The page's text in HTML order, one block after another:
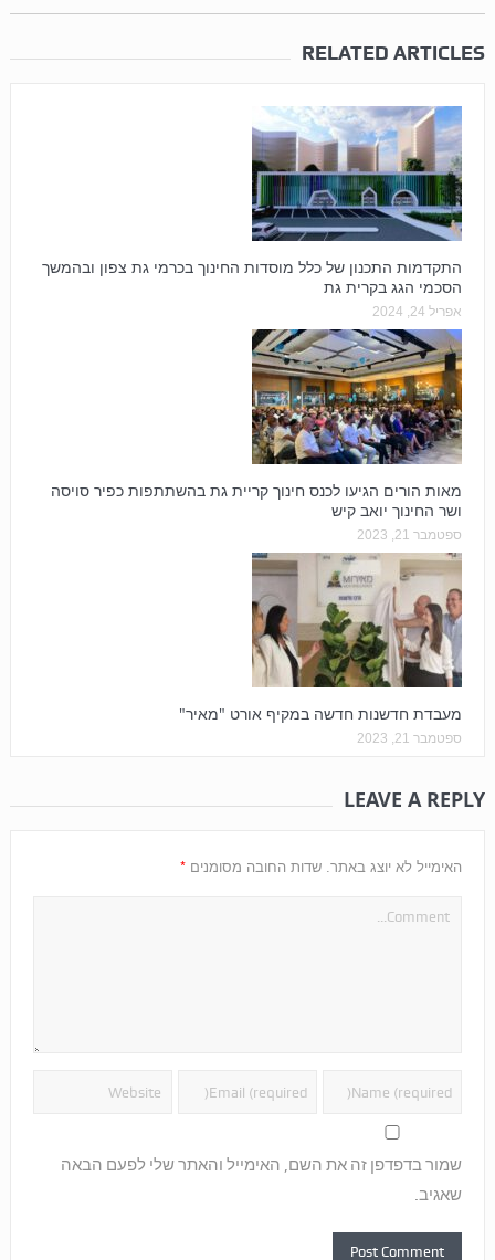
RELATED ARTICLES
התקדמות התכנון של כלל מוסדות החינוך בכרמי גת צפון ובהמשך
הסכמי הגג בקרית גת
אפריל 24, 2024
מאות הורים הגיעו לכנס חינוך קריית גת בהשתתפות כפיר סויסה
ושר החינוך יואב קיש
ספטמבר 21, 2023
מעבדת חדשנות חדשה במקיף אורט "מאיר"
ספטמבר 21, 2023
LEAVE A REPLY
האימייל לא יוצג באתר. שדות החובה מסומנים *
שמור בדפדפן זה את השם, האימייל והאתר שלי לפעם הבאה
שאגיב.